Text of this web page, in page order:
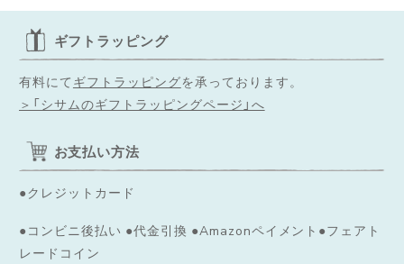
ギフトラッピング
有料にて ギフトラッピングを承っております。
＞「シサムのギフトラッピングページ」へ
お支払い方法
●クレジットカード
●コンビニ後払い ●代金引換 ●Amazonペイメント●フェアト
レードコイン